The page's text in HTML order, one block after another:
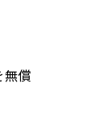
無償